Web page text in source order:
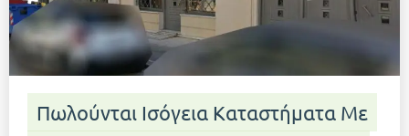
Πωλούνται Ισόγεια Καταστήματα Με